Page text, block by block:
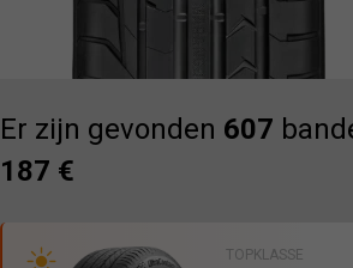
Er zijn gevonden 607
187 €
TOPKLASSE